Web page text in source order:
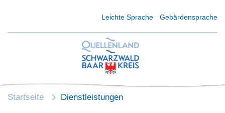
Leichte Sprache Gebärdensprache
Startseite Dienstleistungen